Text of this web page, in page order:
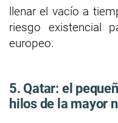
llenar el vacío a
riesgo existencial
europeo.
5. Qatar: el
hilos de la mayor